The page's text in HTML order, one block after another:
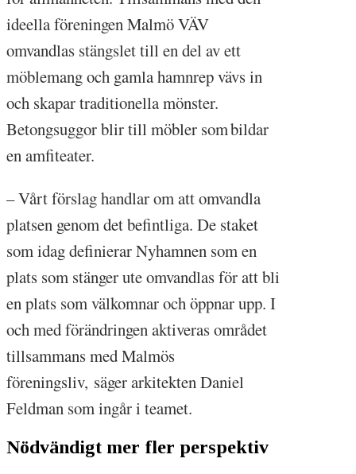
ideella föreningen Malmö VÄV
omvandlas stängslet till en del av ett
möblemang och gamla hamnrep vävs in
och skapar traditionella mönster.
Betongsuggor blir till möbler som bildar
en amfiteater.
– Vårt förslag handlar om att omvandla
platsen genom det befintliga. De staket
som idag definierar Nyhamnen som en
plats som stänger ute omvandlas för att bli
en plats som välkomnar och öppnar upp. I
och med förändringen aktiveras området
tillsammans med Malmös
föreningsliv, säger arkitekten Daniel
Feldman som ingår i teamet.
Nödvändigt mer fler perspektiv